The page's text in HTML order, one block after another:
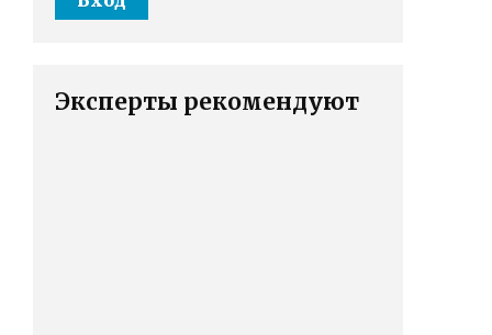
Эксперты рекомендуют